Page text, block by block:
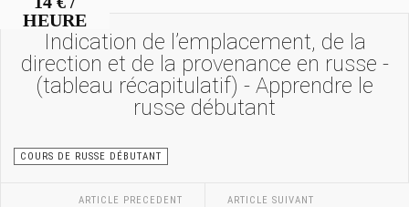
HEURE
Indication de l’emplacement, de la
direction et de la provenance en russe -
(tableau récapitulatif) - Apprendre le
russe débutant
COURS DE RUSSE DÉBUTANT
ARTICLE PRECEDENT ARTICLE SUIVANT